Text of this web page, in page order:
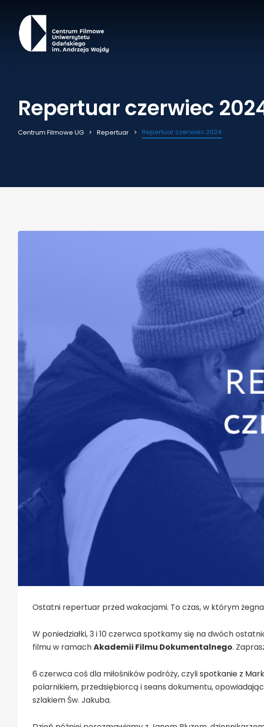
Repertuar czerwiec
Centrum Filmowe UG Repertuar Repertuar czerwiec 2024
Ostatni repertuar przed wakacjami. To czas, w którym
W poniedziałki, 3 i 10 czerwca spotkamy się na dwóch
filmu w ramachAkademii Filmu Dokumentalnego.
6 czerwca coś dla miłośników podróży, czylispotkanie z
polarnikiem, przedsiębiorcą i seans dokumentu,
szlakiem Św. Jakuba.